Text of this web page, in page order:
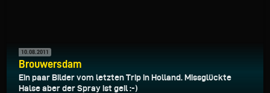
10.08.2011
Brouwersdam
Ein paar Bilder vom letzten Trip in Holland. Missglückte
Halse aber der Spray ist geil :-)